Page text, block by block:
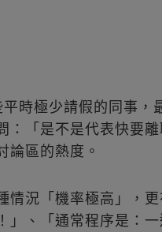
時極少請假的同事，
：「是不是代表快要
論區的熱度。
情況「機率極高」，
」、「通常程序是：